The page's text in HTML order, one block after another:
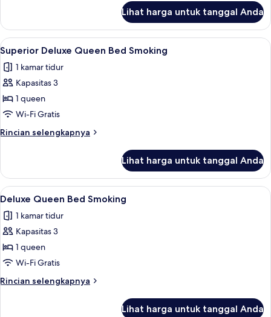
Deluxe
Twin
Bed
Non
Smoking
Lihat harga untuk tanggal Anda
Lihat
semua
foto
untuk
Superior
Deluxe
Queen
Bed
Superior Deluxe Queen Bed
1
Superior Deluxe Queen Bed Smoking
1 kamar tidur
Kapasitas 3
1 queen
Wi-Fi Gratis
Rincian selengkapnya
Rincian
Superior
Deluxe
Queen
Smoking
Lihat harga untuk tanggal Anda
Lihat
semua
foto
untuk
Deluxe
Queen
Bed
Smoking
Brankas, meja kerja, ruang kerja
1
Deluxe Queen Bed Smoking
1 kamar tidur
Kapasitas 3
1 queen
Wi-Fi Gratis
Rincian selengkapnya
Rincian
Lihat harga untuk tanggal Anda